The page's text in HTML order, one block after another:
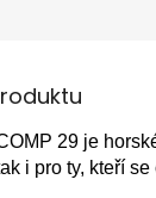
29 je
i pro ty, kteří